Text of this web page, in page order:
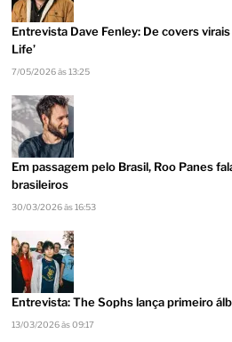
Entrevista Dave Fenley: De covers
Life’
7/05/2026 às 13:25
Em passagem pelo Brasil, Roo Panes
brasileiros
30/03/2026 às 16:53
Entrevista: The Sophs lança primeiro
13/03/2026 às 09:17